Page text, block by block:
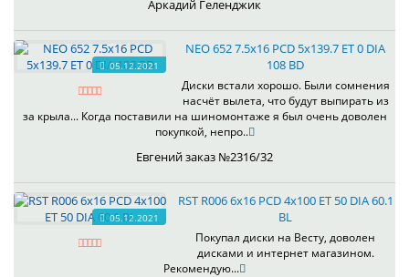
Аркадий Геленджик
05.12.2021
NEO 652 7.5x16 PCD 5x139.7 ET 0 DIA
108 BD
Диски встали хорошо. Были сомнения
насчёт вылета, что будут выпирать из
за крыла... Когда поставили на шиномонтаже я был очень доволен
покупкой, непро..
Евгений заказ №2316/32
05.12.2021
RST R006 6x16 PCD 4x100 ET 50 DIA 60.1
BL
Покупал диски на Весту, доволен
дисками и интернет магазином.
Рекомендую...